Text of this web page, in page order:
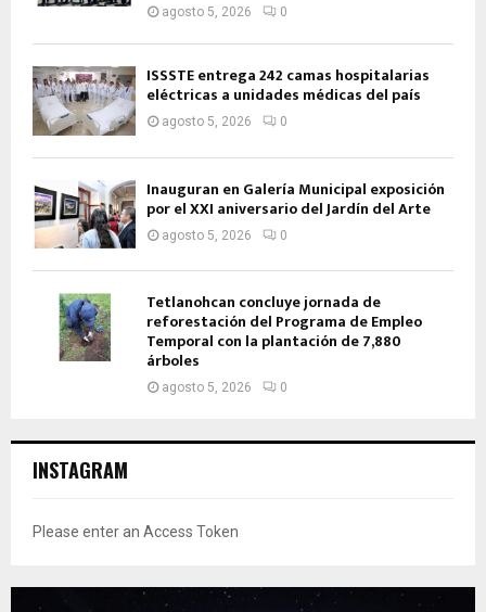
agosto 5, 2026 0
ISSSTE entrega 242 camas hospitalarias
eléctricas a unidades médicas del país
agosto 5, 2026 0
Inauguran en Galería Municipal exposición
por el XXI aniversario del Jardín del Arte
agosto 5, 2026 0
Tetlanohcan concluye jornada de
reforestación del Programa de Empleo
Temporal con la plantación de 7,880
árboles
agosto 5, 2026 0
INSTAGRAM
Please enter an Access Token